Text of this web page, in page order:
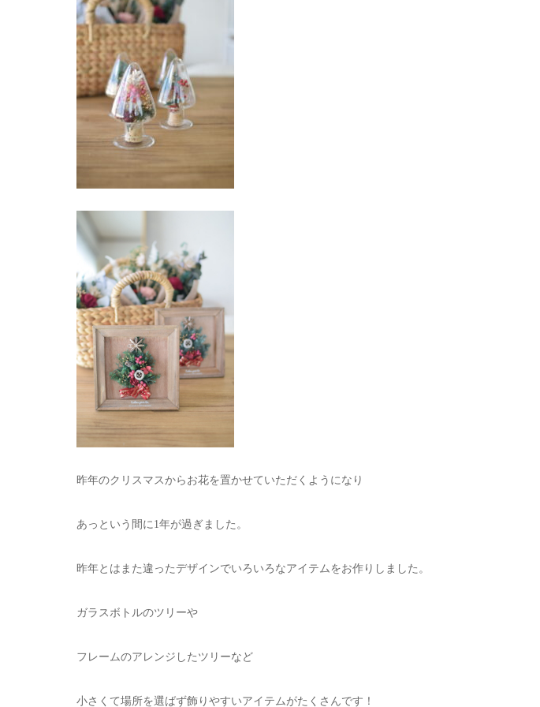
昨年のクリスマスからお花を置かせていただくようになり
あっという間に1年が過ぎました。
昨年とはまた違ったデザインでいろいろなアイテムをお作りしました。
ガラスボトルのツリーや
フレームのアレンジしたツリーなど
小さくて場所を選ばず飾りやすいアイテムがたくさんです！